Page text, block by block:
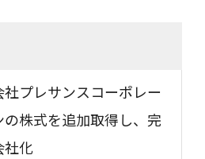
社プレサンスコーポレー
の株式を追加取得し、完
社化